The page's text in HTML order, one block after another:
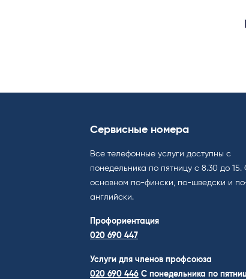
Сервисные номера
Все телефонные услуги доступны с
понедельника по пятницу с 8.30 до 15.
основном по-фински, по-шведски и
английски.
Профориентация
020 690 447
Услуги для членов профсоюза
020 690 446 C понедельника по